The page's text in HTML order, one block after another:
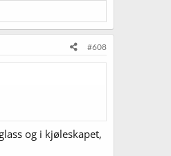
#608
og i kjøleskapet,